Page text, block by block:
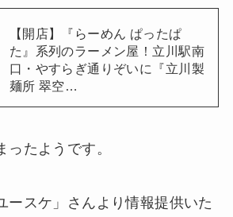
【開店】『らーめん ぱったぱ
た』系列のラーメン屋！立川駅南
口・やすらぎ通りぞいに『立川製
麺所 翠空…
ったようです。
ースケ」さんより情報提供いた